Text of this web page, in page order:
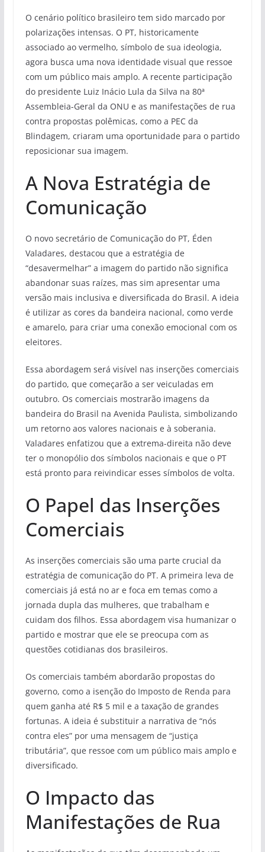
O cenário político brasileiro tem sido marcado por
polarizações intensas. O PT, historicamente
associado ao vermelho, símbolo de sua ideologia,
agora busca uma nova identidade visual que ressoe
com um público mais amplo. A recente participação
do presidente Luiz Inácio Lula da Silva na 80ª
Assembleia-Geral da ONU e as manifestações de rua
contra propostas polêmicas, como a PEC da
Blindagem, criaram uma oportunidade para o partido
reposicionar sua imagem.
A Nova Estratégia de
Comunicação
O novo secretário de Comunicação do PT, Éden
Valadares, destacou que a estratégia de
“desavermelhar” a imagem do partido não significa
abandonar suas raízes, mas sim apresentar uma
versão mais inclusiva e diversificada do Brasil. A ideia
é utilizar as cores da bandeira nacional, como verde
e amarelo, para criar uma conexão emocional com os
eleitores.
Essa abordagem será visível nas inserções comerciais
do partido, que começarão a ser veiculadas em
outubro. Os comerciais mostrarão imagens da
bandeira do Brasil na Avenida Paulista, simbolizando
um retorno aos valores nacionais e à soberania.
Valadares enfatizou que a extrema-direita não deve
ter o monopólio dos símbolos nacionais e que o PT
está pronto para reivindicar esses símbolos de volta.
O Papel das Inserções
Comerciais
As inserções comerciais são uma parte crucial da
estratégia de comunicação do PT. A primeira leva de
comerciais já está no ar e foca em temas como a
jornada dupla das mulheres, que trabalham e
cuidam dos filhos. Essa abordagem visa humanizar o
partido e mostrar que ele se preocupa com as
questões cotidianas dos brasileiros.
Os comerciais também abordarão propostas do
governo, como a isenção do Imposto de Renda para
quem ganha até R$ 5 mil e a taxação de grandes
fortunas. A ideia é substituir a narrativa de “nós
contra eles” por uma mensagem de “justiça
tributária”, que ressoe com um público mais amplo e
diversificado.
O Impacto das
Manifestações de Rua